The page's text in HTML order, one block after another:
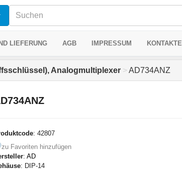
LIEFERUNG AGB IMPRESSUM KONTAKTE
Analogmultiplexer > AD734ANZ
: 42807
zu Favoriten hinzufügen
: AD
: DIP-14